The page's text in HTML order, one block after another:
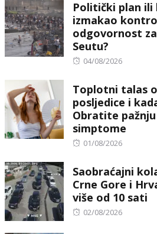
Politički plan ili
izmakao
odgovornost
Seutu?
Posted
04/08/2026
Toplotni talas
posljedice i
Obratite
simptome
Posted
01/08/2026
Saobraćajni
Crne Gore i
više od 10 sati
Posted
02/08/2026